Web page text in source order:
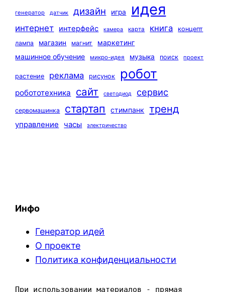
генератор датчик дизайн игра идея
интернет интерфейс камера карта книга
концепт
лампа
магазин магнит
маркетинг
машинное обучение
микро-идея музыка поиск проект
растение реклама рисунок робот
робототехника сайт светодиод сервис
сервомашинка стартап стимпанк тренд
управление часы электричество
Инфо
Генератор идей
О проекте
Политика конфиденциальности
При использовании материалов - прямая